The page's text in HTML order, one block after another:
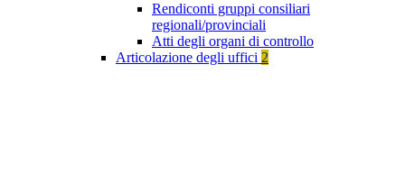
Rendiconti gruppi consiliari
regionali/provinciali
Atti degli organi di controllo
Articolazione degli uffici 2